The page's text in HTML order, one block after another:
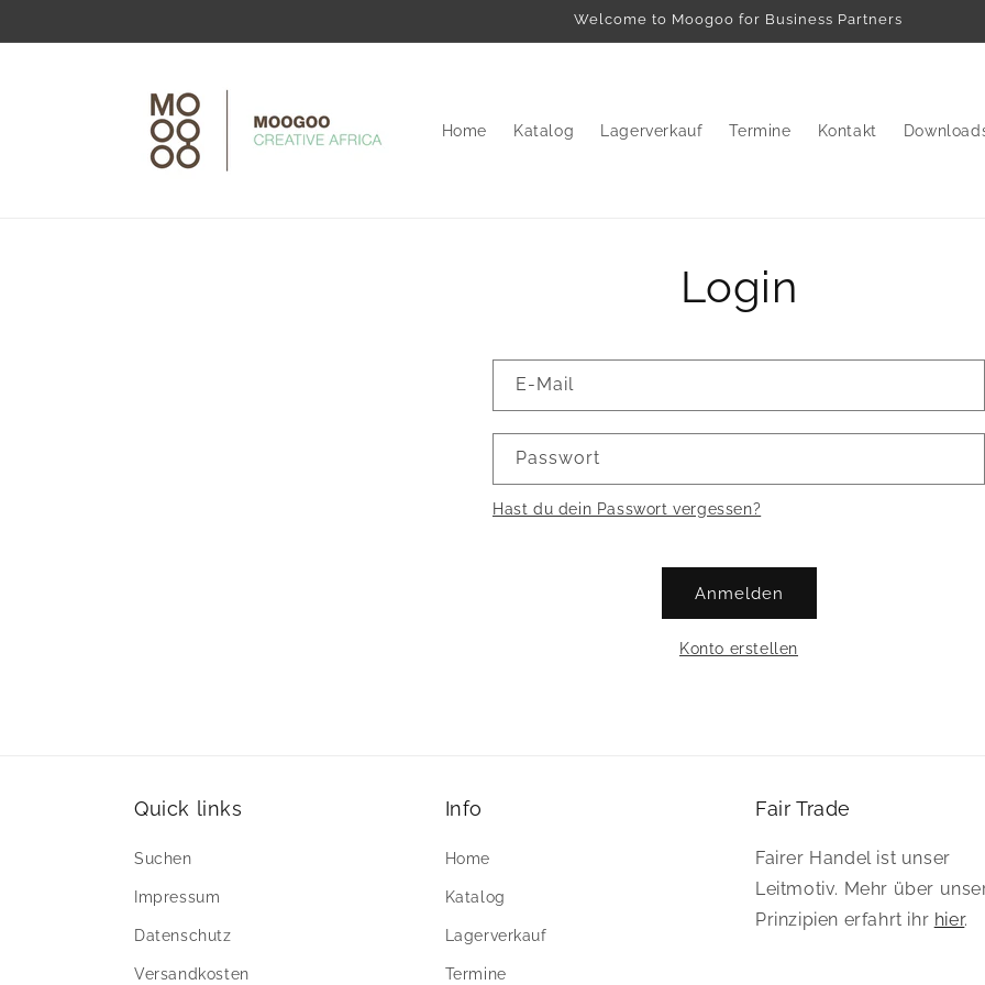
Inhalt
Welcome to Moogoo for Business Partners
Home Katalog Lagerverkauf Termine Kontakt
Login
E-Mail
Passwort
Hast du dein Passwort vergessen?
Anmelden
Konto erstellen
Quick links
Suchen
Impressum
Datenschutz
Versandkosten
Info
Home
Katalog
Lagerverkauf
Termine
Fair Trade
Fairer Handel ist unser
Leitmotiv. Mehr über
Prinzipien erfahrt ihr hier.